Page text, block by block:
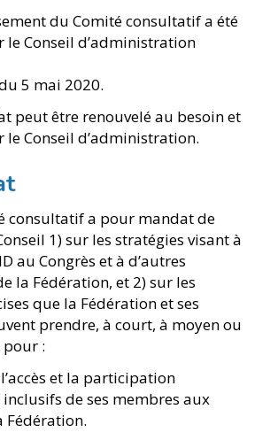
du Comité consultatif a été
Conseil d’administration
5 mai 2020.
peut être renouvelé au besoin et
Conseil d’administration.
consultatif a pour mandat de
1) sur les stratégies visant à
au Congrès et à d’autres
la Fédération, et 2) sur les
que la Fédération et ses
prendre, à court, à moyen ou
:
et la participation
de ses membres aux
Fédération.